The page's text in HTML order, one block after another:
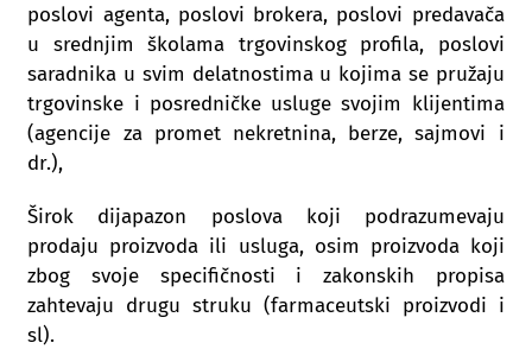
poslovi agenta, poslovi brokera, poslovi predavača
u srednjim školama trgovinskog profila, poslovi
saradnika u svim delatnostima u kojima se pružaju
trgovinske i posredničke usluge svojim klijentima
(agencije za promet nekretnina, berze, sajmovi i
dr.),
Širok dijapazon poslova koji podrazumevaju
prodaju proizvoda ili usluga, osim proizvoda koji
zbog svoje specifičnosti i zakonskih propisa
zahtevaju drugu struku (farmaceutski proizvodi i
sl).